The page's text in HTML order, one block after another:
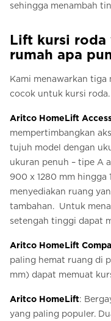
sehingga menambah
Lift kursi roda
rumah apa
Kami menawarkan
cocok untuk kursi roda.
Aritco HomeLift
mempertimbangkan
tujuh model dengan
ukuran penuh – tipe A
900 x 1280 mm hingga
menyediakan ruang
tambahan. Untuk
setengah tinggi dapat
Aritco HomeLift
paling hemat ruang di
mm) dapat memuat
Aritco HomeLift:
yang paling populer.